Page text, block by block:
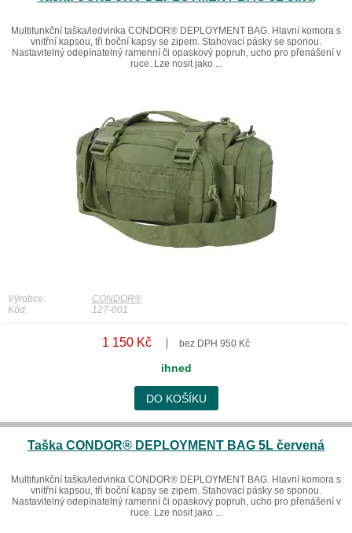
Multifunkční taška/ledvinka CONDOR® DEPLOYMENT BAG. Hlavní komora s
vnitřní kapsou, tři boční kapsy se zipem. Stahovací pásky se sponou.
Nastavitelný odepínatelný ramenní či opaskový popruh, ucho pro přenášení v
ruce. Lze nosit jako ...
Výrobce:
CONDOR®
Kód:
127-001
1 150 Kč bez DPH 950 Kč
ihned
DO KOŠÍKU
Taška CONDOR® DEPLOYMENT BAG 5L červená
Multifunkční taška/ledvinka CONDOR® DEPLOYMENT BAG. Hlavní komora s
vnitřní kapsou, tři boční kapsy se zipem. Stahovací pásky se sponou.
Nastavitelný odepínatelný ramenní či opaskový popruh, ucho pro přenášení v
ruce. Lze nosit jako ...